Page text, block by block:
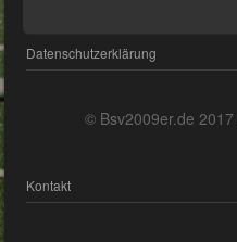
Datenschutzerklärung
© Bsv2009er.de
Kontakt